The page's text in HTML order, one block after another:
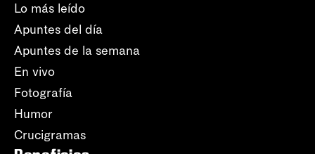
Lo más leído
Apuntes del día
Apuntes de la semana
En vivo
Fotografía
Humor
Crucigramas